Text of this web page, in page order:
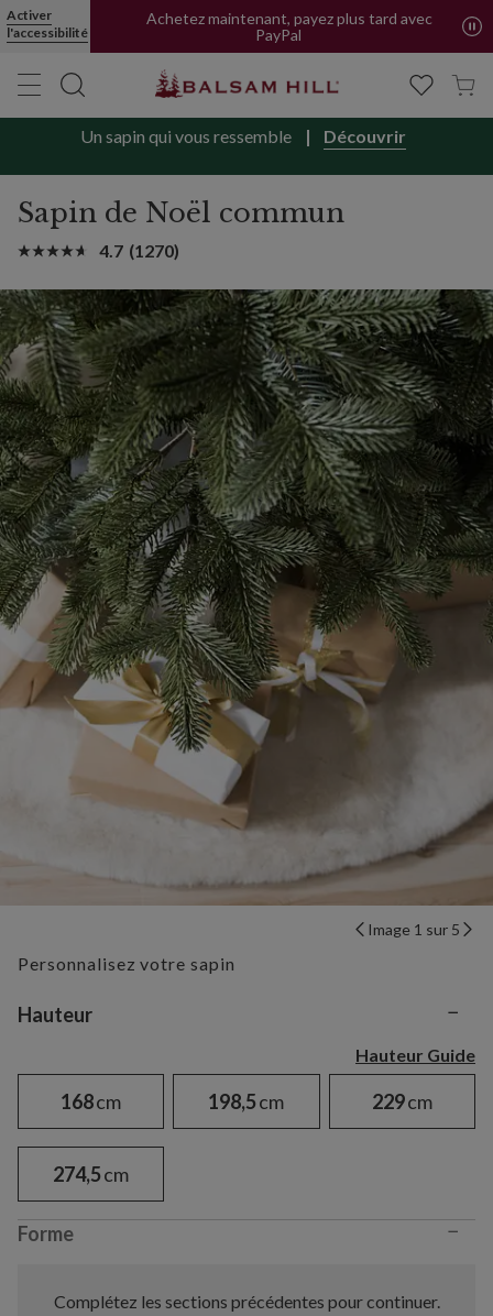
Activer
l'accessibilité
Achetez maintenant, payez plus tard avec
PayPal
Un sapin qui vous ressemble Découvrir
Sapin de Noël commun
4.7 (1270)
Image 1 sur 5
Personnalisez votre sapin
Variant selection
Hauteur −
Hauteur Guide
168cm 198,5cm 229cm
274,5cm
Forme −
Complétez les sections précédentes pour continuer.